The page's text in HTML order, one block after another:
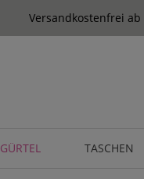
Versandkostenfrei ab
GÜRTEL TASCHEN